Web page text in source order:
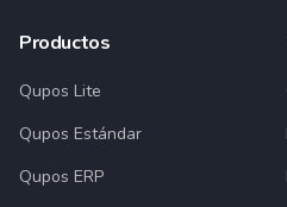
Productos
Qupos Lite
Qupos Estándar
Qupos ERP